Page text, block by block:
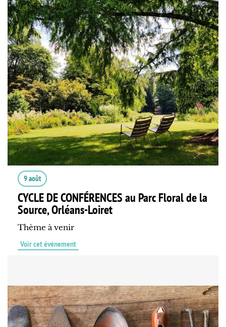
9 août
CYCLE DE CONFÉRENCES au Parc Floral de la
Source, Orléans-Loiret
Thème à venir
Voir cet événement